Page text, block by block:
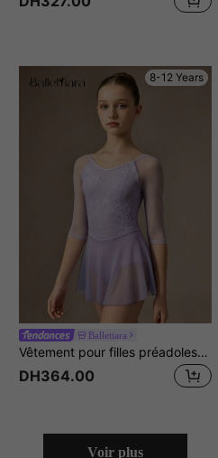
8-12 Years
Balletiara
Vêtement pour filles préadolescentes, robe body blanche minimaliste à col V, en tissu élastique haute performance, velours, dentelle, contraste de maille, manches longues, convient pour l'école, l'entraînement professionnel, le ballet, la gymnastique, les sports, le studio de danse, l'entraînement de danse, tenue de danse
DH364.00
Voir plus